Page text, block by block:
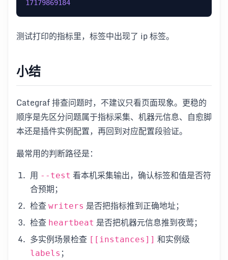
17179869184
测试打印的指标里，标签中出现了 ip 标签。
小结
Categraf 排查问题时，不建议只看页面现象。更稳的
顺序是先区分问题属于指标采集、机器元信息、自愈脚
本还是插件实例配置，再回到对应配置段验证。
最常用的判断路径是：
用 --test 看本机采集输出，确认标签和值是否符
合预期；
检查 writers 是否把指标推到正确地址；
检查 heartbeat 是否把机器元信息推到夜莺；
多实例场景检查 [[instances]] 和实例级
labels ；